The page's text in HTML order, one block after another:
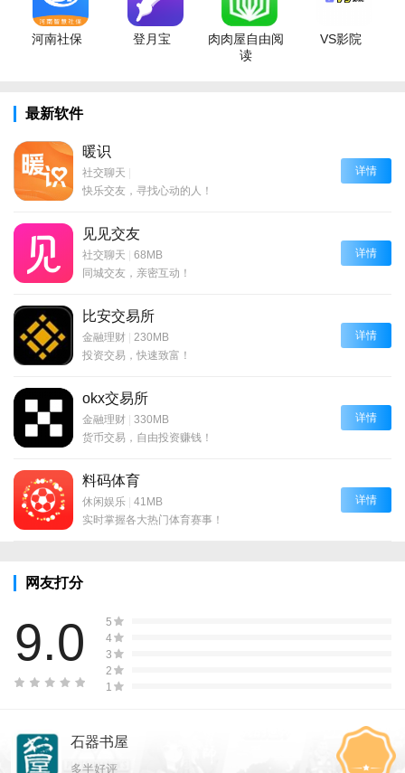
河南社保 登月宝
肉肉屋自由阅
读
VS影院
最新软件
暖识
社交聊天 |
快乐交友，寻找心动的人！
详情
见见交友
社交聊天 | 68MB
同城交友，亲密互动！
详情
比安交易所
金融理财 | 230MB
投资交易，快速致富！
详情
okx交易所
金融理财 | 330MB
货币交易，自由投资赚钱！
详情
料码体育
休闲娱乐 | 41MB
实时掌握各大热门体育赛事！
详情
网友打分
9.0
5
4
3
2
1
石器书屋
多半好评